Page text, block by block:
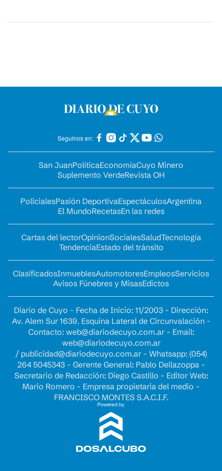
Seguinos en:
San JuanPolíticaEconomíaCuyo Minero
Suplemento VerdeRevista OH
PolicialesPasión DeportivaEspectáculosArgentina
El MundoRecetasEn las redes
Cartas del lectorOpinionSocialesSaludTecnología
TendenciaEstado del tránsito
ClasificadosInmueblesAutomotoresEmpleosServicios
Avisos Fúnebres y MisasEdictos
Diario de Cuyo - Fecha de Inicio: 11/2003 - Dirección:
Av. Alem Sur 1639. Esquina Lateral de Circunvalación -
Contacto: web@diariodecuyo.com.ar- Email:
web@diariodecuyo.com.ar
/ publicidad@diariodecuyo.com.ar- Whatsapp: (054)
264 5045343 - Gerente General: Pablo Dellazoppa -
Secretario de Redacción: Diego Castillo - Editor Web:
Mario Romero - Empresa propietaria del medio -
FRANCISCO MONTES S.A.C.I.F.